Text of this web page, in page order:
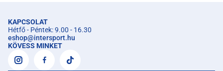
KAPCSOLAT
Hétfő - Péntek: 9.00 - 16.30
eshop@intersport.hu
KÖVESS MINKET